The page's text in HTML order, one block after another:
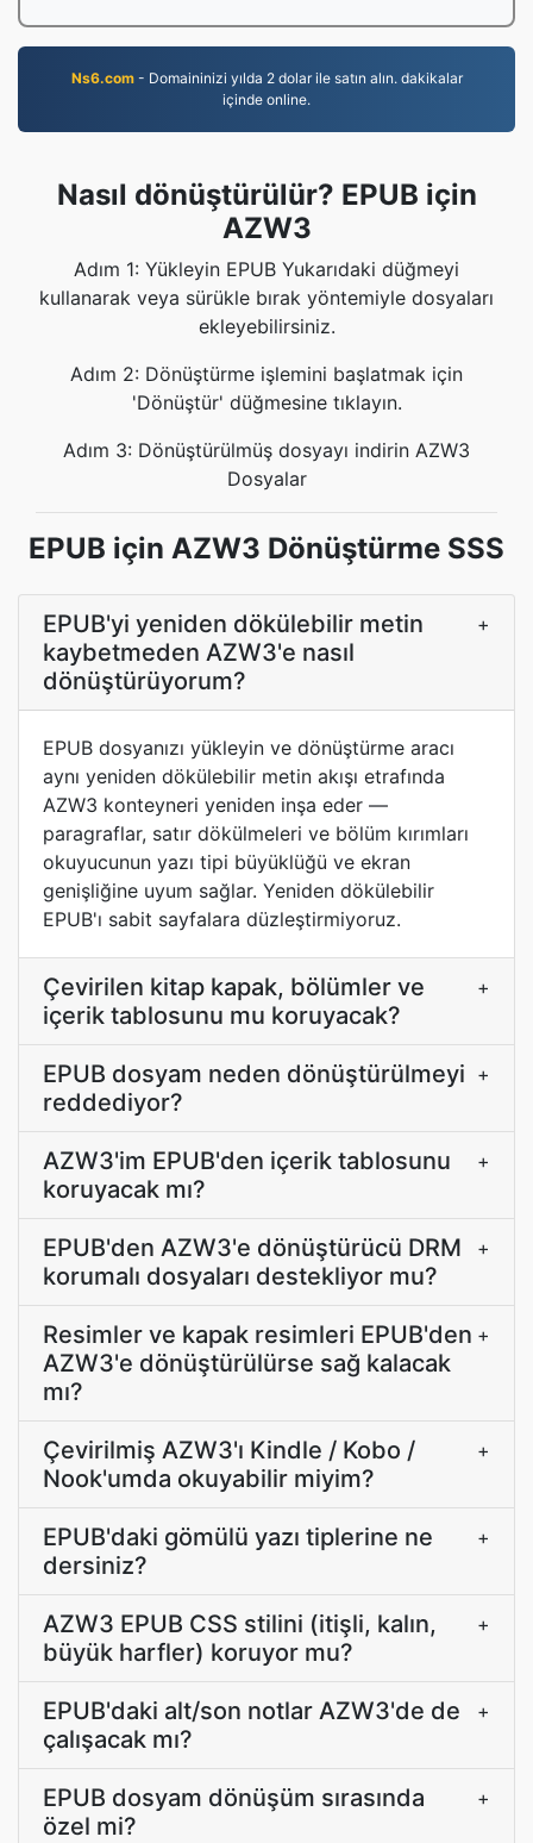
Ns6.com- Domaininizi yılda 2 dolar ile satın alın. dakikalar
içinde online.
Nasıl dönüştürülür? EPUB için
AZW3
Adım 1: Yükleyin EPUB Yukarıdaki düğmeyi
kullanarak veya sürükle bırak yöntemiyle dosyaları
ekleyebilirsiniz.
Adım 2: Dönüştürme işlemini başlatmak için
'Dönüştür' düğmesine tıklayın.
Adım 3: Dönüştürülmüş dosyayı indirin AZW3
Dosyalar
EPUB için AZW3 Dönüştürme SSS
EPUB'yi yeniden dökülebilir metin
kaybetmeden AZW3'e nasıl
dönüştürüyorum?
+
EPUB dosyanızı yükleyin ve dönüştürme aracı
aynı yeniden dökülebilir metin akışı etrafında
AZW3 konteyneri yeniden inşa eder —
paragraflar, satır dökülmeleri ve bölüm kırımları
okuyucunun yazı tipi büyüklüğü ve ekran
genişliğine uyum sağlar. Yeniden dökülebilir
EPUB'ı sabit sayfalara düzleştirmiyoruz.
Çevirilen kitap kapak, bölümler ve
içerik tablosunu mu koruyacak?
+
EPUB dosyam neden dönüştürülmeyi
reddediyor?
+
AZW3'im EPUB'den içerik tablosunu
koruyacak mı?
+
EPUB'den AZW3'e dönüştürücü DRM
korumalı dosyaları destekliyor mu?
+
Resimler ve kapak resimleri EPUB'den
AZW3'e dönüştürülürse sağ kalacak
mı?
+
Çevirilmiş AZW3'ı Kindle / Kobo /
Nook'umda okuyabilir miyim?
+
EPUB'daki gömülü yazı tiplerine ne
dersiniz?
+
AZW3 EPUB CSS stilini (itişli, kalın,
büyük harfler) koruyor mu?
+
EPUB'daki alt/son notlar AZW3'de de
çalışacak mı?
+
EPUB dosyam dönüşüm sırasında
özel mi?
+